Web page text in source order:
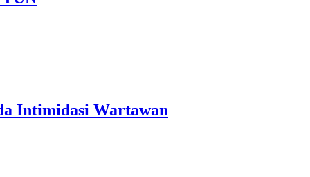
Intimidasi Wartawan